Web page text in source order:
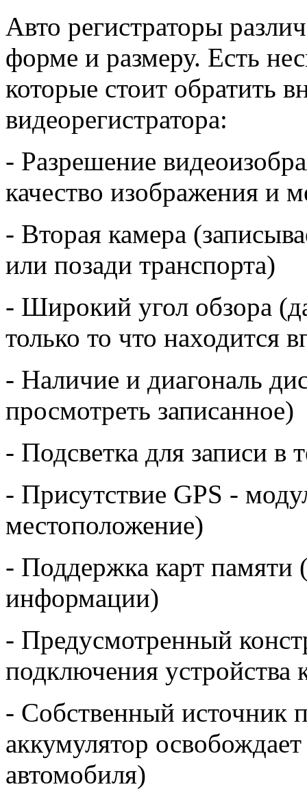
Авто регистраторы
форме и размеру. Есть
которые стоит обратить
видеорегистратора:
- Разрешение
качество изображения и
- Вторая камера
или позади транспорта)
- Широкий угол обзора
только то что находится
- Наличие и диагональ
просмотреть записанное)
- Подсветка для записи в
- Присутствие GPS -
местоположение)
- Поддержка карт памяти
информации)
- Предусмотренный
подключения устройства
- Собственный источник
аккумулятор
автомобиля)